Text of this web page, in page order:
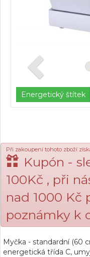
Energetický štítek
Při zakoupení tohoto zboží
Kupón -
100Kč , při
nad 1000 Kč
poznámky k
Myčka - standardní (60
energetická třída C,